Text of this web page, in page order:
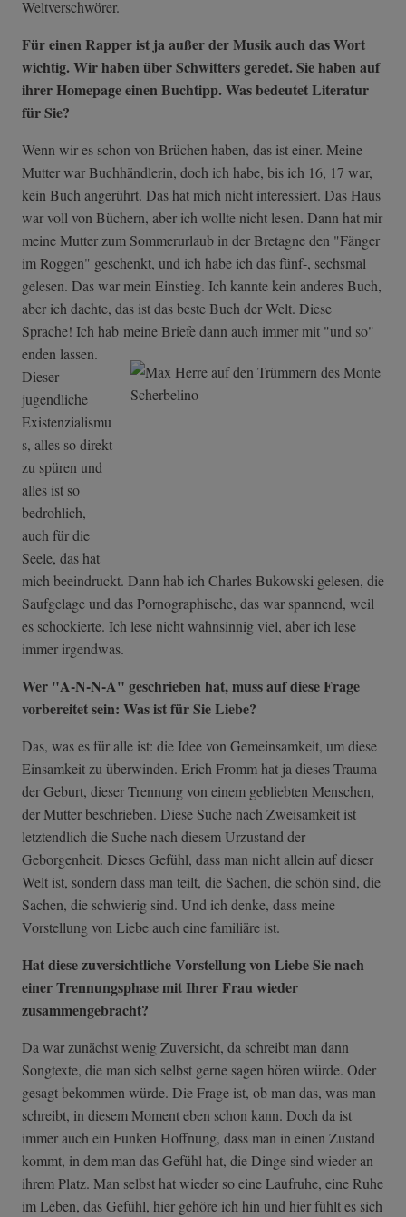
Weltverschwörer.
Für einen Rapper ist ja außer der Musik auch das Wort
wichtig. Wir haben über Schwitters geredet. Sie haben auf
ihrer Homepage einen Buchtipp. Was bedeutet Literatur
für Sie?
Wenn wir es schon von Brüchen haben, das ist einer. Meine
Mutter war Buchhändlerin, doch ich habe, bis ich 16, 17 war,
kein Buch angerührt. Das hat mich nicht interessiert. Das Haus
war voll von Büchern, aber ich wollte nicht lesen. Dann hat mir
meine Mutter zum Sommerurlaub in der Bretagne den "Fänger
im Roggen" geschenkt, und ich habe ich das fünf-, sechsmal
gelesen. Das war mein Einstieg. Ich kannte kein anderes Buch,
aber ich dachte, das ist das beste Buch der Welt. Diese
Sprache! Ich hab meine Briefe dann auch immer mit "und so"
enden lassen.
Dieser
jugendliche
Existenzialismu
s, alles so direkt
zu spüren und
alles ist so
bedrohlich,
auch für die
Seele, das hat
mich beeindruckt. Dann hab ich Charles Bukowski gelesen, die
Saufgelage und das Pornographische, das war spannend, weil
es schockierte. Ich lese nicht wahnsinnig viel, aber ich lese
immer irgendwas.
Wer "A-N-N-A" geschrieben hat, muss auf diese Frage
vorbereitet sein: Was ist für Sie Liebe?
Das, was es für alle ist: die Idee von Gemeinsamkeit, um diese
Einsamkeit zu überwinden. Erich Fromm hat ja dieses Trauma
der Geburt, dieser Trennung von einem gebliebten Menschen,
der Mutter beschrieben. Diese Suche nach Zweisamkeit ist
letztendlich die Suche nach diesem Urzustand der
Geborgenheit. Dieses Gefühl, dass man nicht allein auf dieser
Welt ist, sondern dass man teilt, die Sachen, die schön sind, die
Sachen, die schwierig sind. Und ich denke, dass meine
Vorstellung von Liebe auch eine familiäre ist.
Hat diese zuversichtliche Vorstellung von Liebe Sie nach
einer Trennungsphase mit Ihrer Frau wieder
zusammengebracht?
Da war zunächst wenig Zuversicht, da schreibt man dann
Songtexte, die man sich selbst gerne sagen hören würde. Oder
gesagt bekommen würde. Die Frage ist, ob man das, was man
schreibt, in diesem Moment eben schon kann. Doch da ist
immer auch ein Funken Hoffnung, dass man in einen Zustand
kommt, in dem man das Gefühl hat, die Dinge sind wieder an
ihrem Platz. Man selbst hat wieder so eine Laufruhe, eine Ruhe
im Leben, das Gefühl, hier gehöre ich hin und hier fühlt es sich